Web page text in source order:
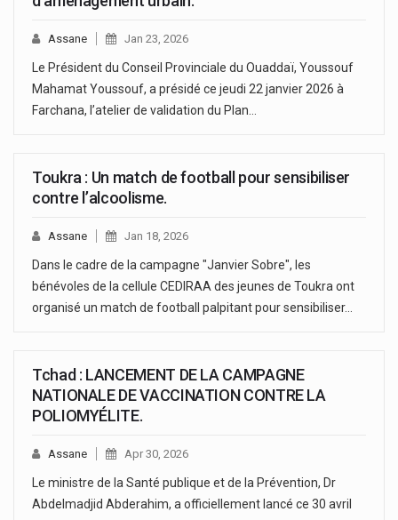
Assane Jan 23, 2026
Le Président du Conseil Provinciale du Ouaddaï, Youssouf
Mahamat Youssouf, a présidé ce jeudi 22 janvier 2026 à
Farchana, l’atelier de validation du Plan…
Toukra : Un match de football pour sensibiliser
contre l’alcoolisme.
Assane Jan 18, 2026
Dans le cadre de la campagne "Janvier Sobre", les
bénévoles de la cellule CEDIRAA des jeunes de Toukra ont
organisé un match de football palpitant pour sensibiliser…
Tchad : LANCEMENT DE LA CAMPAGNE
NATIONALE DE VACCINATION CONTRE LA
POLIOMYÉLITE.
Assane Apr 30, 2026
Le ministre de la Santé publique et de la Prévention, Dr
Abdelmadjid Abderahim, a officiellement lancé ce 30 avril